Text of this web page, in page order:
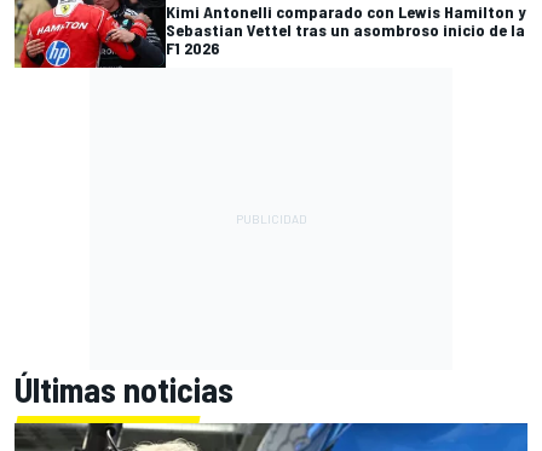
Kimi Antonelli comparado con Lewis Hamilton y
Sebastian Vettel tras un asombroso inicio de la
F1 2026
Últimas noticias